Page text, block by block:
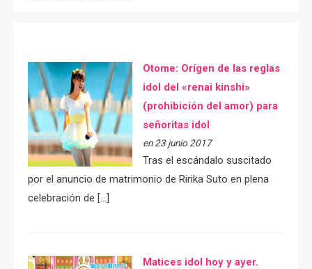
Otome: Orígen de las reglas
idol del «renai kinshi»
(prohibición del amor) para
señoritas idol
en 23 junio 2017
Tras el escándalo suscitado
por el anuncio de matrimonio de Ririka Suto en plena
celebración de […]
Matices idol hoy y ayer.